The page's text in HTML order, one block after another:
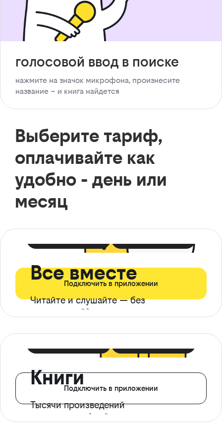
голосовой ввод в поиске
нажмите на значок микрофона, произнесите
название – и книга найдется
Выберите тариф,
оплачивайте как
удобно - день или
месяц
Все вместе
Читайте и слушайте — без
ограничений*
Подключить в приложении
Книги
Тысячи произведений
с доступом офлайн
Подключить в приложении